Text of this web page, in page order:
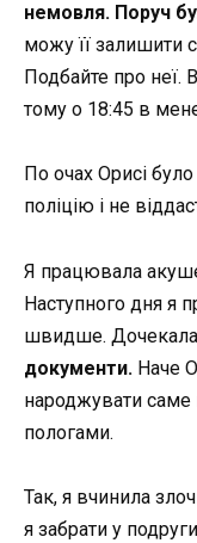
немовля. Поруч
можу її залишити
Подбайте про неї.
тому о 18:45 в
По очах Орисі
поліцію і не
Я працювала
Наступного дня я
швидше.
документи. Наче
народжувати саме
пологами.
Так, я вчинила
я забрати у